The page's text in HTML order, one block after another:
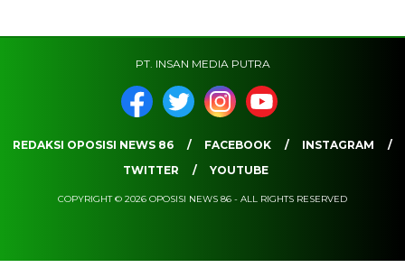
PT. INSAN MEDIA PUTRA
REDAKSI OPOSISI NEWS 86 FACEBOOK
INSTAGRAM
TWITTER
YOUTUBE
COPYRIGHT © 2026 OPOSISI NEWS 86 - ALL RIGHTS RESERVED